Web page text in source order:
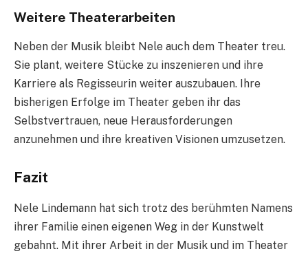
Weitere Theaterarbeiten
Neben der Musik bleibt Nele auch dem Theater treu.
Sie plant, weitere Stücke zu inszenieren und ihre
Karriere als Regisseurin weiter auszubauen. Ihre
bisherigen Erfolge im Theater geben ihr das
Selbstvertrauen, neue Herausforderungen
anzunehmen und ihre kreativen Visionen umzusetzen.
Fazit
Nele Lindemann hat sich trotz des berühmten Namens
ihrer Familie einen eigenen Weg in der Kunstwelt
gebahnt. Mit ihrer Arbeit in der Musik und im Theater